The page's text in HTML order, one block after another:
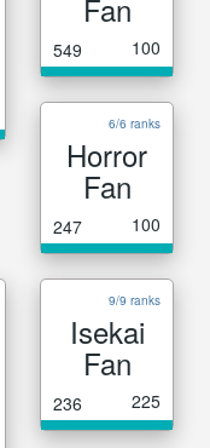
Fan
549 100
6/6 ranks
Horror
Fan
247 100
9/9 ranks
Isekai
Fan
236 225